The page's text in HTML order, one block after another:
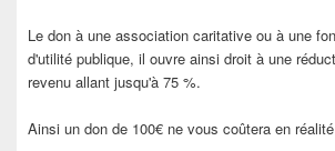
Le don à une association caritative ou à une
d'utilité publique, il ouvre ainsi droit à une
revenu allant jusqu'à 75 %.
Ainsi un don de 100€ ne vous coûtera en